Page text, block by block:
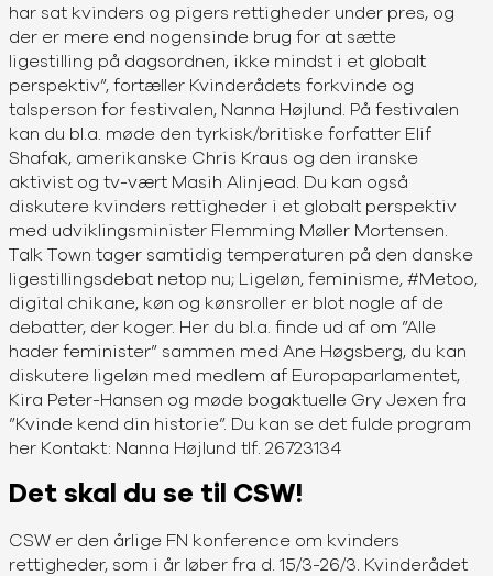
har sat kvinders og pigers rettigheder under pres, og
der er mere end nogensinde brug for at sætte
ligestilling på dagsordnen, ikke mindst i et globalt
perspektiv”, fortæller Kvinderådets forkvinde og
talsperson for festivalen, Nanna Højlund. På festivalen
kan du bl.a. møde den tyrkisk/britiske forfatter Elif
Shafak, amerikanske Chris Kraus og den iranske
aktivist og tv-vært Masih Alinjead. Du kan også
diskutere kvinders rettigheder i et globalt perspektiv
med udviklingsminister Flemming Møller Mortensen.
Talk Town tager samtidig temperaturen på den danske
ligestillingsdebat netop nu; Ligeløn, feminisme, #Metoo,
digital chikane, køn og kønsroller er blot nogle af de
debatter, der koger. Her du bl.a. finde ud af om ”Alle
hader feminister” sammen med Ane Høgsberg, du kan
diskutere ligeløn med medlem af Europaparlamentet,
Kira Peter-Hansen og møde bogaktuelle Gry Jexen fra
”Kvinde kend din historie”. Du kan se det fulde program
her Kontakt: Nanna Højlund tlf. 26723134
Det skal du se til CSW!
CSW er den årlige FN konference om kvinders
rettigheder, som i år løber fra d. 15/3-26/3. Kvinderådet